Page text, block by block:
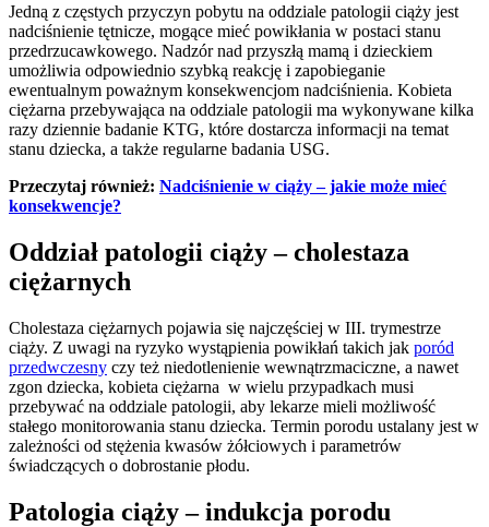
Jedną z częstych przyczyn pobytu na oddziale patologii ciąży jest
nadciśnienie tętnicze, mogące mieć powikłania w postaci stanu
przedrzucawkowego. Nadzór nad przyszłą mamą i dzieckiem
umożliwia odpowiednio szybką reakcję i zapobieganie
ewentualnym poważnym konsekwencjom nadciśnienia. Kobieta
ciężarna przebywająca na oddziale patologii ma wykonywane kilka
razy dziennie badanie KTG, które dostarcza informacji na temat
stanu dziecka, a także regularne badania USG.
Przeczytaj również: Nadciśnienie w ciąży – jakie może mieć
konsekwencje?
Oddział patologii ciąży–cholestaza
ciężarnych
Cholestaza ciężarnych pojawia się najczęściej w III. trymestrze
ciąży. Z uwagi na ryzyko wystąpienia powikłań takich jak poród
przedwczesny czy też niedotlenienie wewnątrzmaciczne, a nawet
zgon dziecka, kobieta ciężarna w wielu przypadkach musi
przebywać na oddziale patologii, aby lekarze mieli możliwość
stałego monitorowania stanu dziecka. Termin porodu ustalany jest w
zależności od stężenia kwasów żółciowych i parametrów
świadczących o dobrostanie płodu.
Patologia ciąży–indukcja porodu